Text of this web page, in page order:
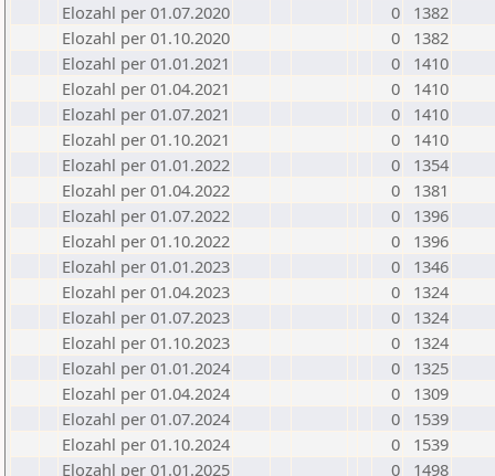
Elozahl per 01.07.2020
0
1382
Elozahl per 01.10.2020
0
1382
Elozahl per 01.01.2021
0
1410
Elozahl per 01.04.2021
0
1410
Elozahl per 01.07.2021
0
1410
Elozahl per 01.10.2021
0
1410
Elozahl per 01.01.2022
0
1354
Elozahl per 01.04.2022
0
1381
Elozahl per 01.07.2022
0
1396
Elozahl per 01.10.2022
0
1396
Elozahl per 01.01.2023
0
1346
Elozahl per 01.04.2023
0
1324
Elozahl per 01.07.2023
0
1324
Elozahl per 01.10.2023
0
1324
Elozahl per 01.01.2024
0
1325
Elozahl per 01.04.2024
0
1309
Elozahl per 01.07.2024
0
1539
Elozahl per 01.10.2024
0
1539
Elozahl per 01.01.2025
0
1498